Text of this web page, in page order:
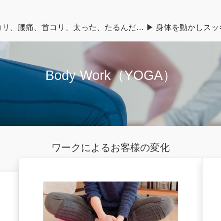
リ、腰痛、首コリ、太った、たるんだ… ▶︎ 身体を動かしスッ
Body Work（YOGA）
ワークによるお客様の変化